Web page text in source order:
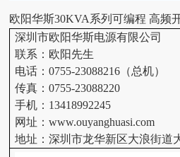
欧阳华斯30KVA系列可编程高频
深圳市欧阳华斯电源
联系：欧阳先生
电话：0755-23088216（总机）
传真：0755-23088220
手机：13418992245
网址：www.ouyanghuasi.com
地址：深圳市龙华新区大浪街道